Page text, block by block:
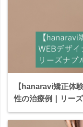
【hanaravi矯正体
性の治療例｜リー